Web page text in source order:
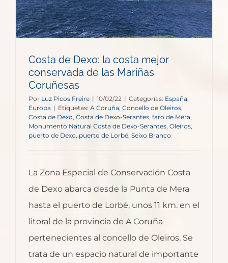
Costa de Dexo: la costa mejor
conservada de las Mariñas
Coruñesas
Por Luz Picos Freire | 10/02/22 | Categorías: España,
Europa | Etiquetas: A Coruña, Concello de Oleiros,
Costa de Dexo, Costa de Dexo-Serantes, faro de Mera,
Monumento Natural Costa de Dexo-Serantes, Oleiros,
puerto de Dexo, puerto de Lorbé, Seixo Branco
La Zona Especial de Conservación Costa
de Dexo abarca desde la Punta de Mera
hasta el puerto de Lorbé, unos 11 km. en el
litoral de la provincia de A Coruña
pertenecientes al concello de Oleiros. Se
trata de un espacio natural de importante